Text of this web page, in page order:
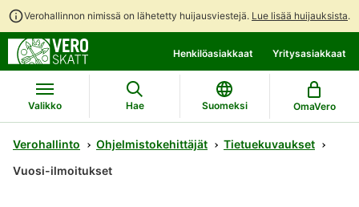
Verohallinnon nimissä on lähetetty huijausviestejä. Lue lisää huijauksista.
suoraan
sisältöön
koko
sivuston
hakuun
Henkilöasiakkaat Yritysasiakkaat
Valikko Hae Suomeksi OmaVero
Verohallinto Ohjelmistokehittäjät
Tietuekuvaukset
Vuosi-ilmoitukset